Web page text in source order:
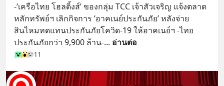
-‘เครือไทย โฮลดิ้งส์’ ของกลุ่ม TCC เจ้าสัวเจริญ แจ้งตลาด
หลักทรัพย์ฯ เลิกกิจการ ‘อาคเนย์ประกันภัย’ หลังจ่าย
สินไหมทดแทนประกันภัยโควิด-19 ให้อาคเนย์ฯ -ไทย
ประกันภัยกว่า 9,900 ล้าน-... อ่านต่อ
11